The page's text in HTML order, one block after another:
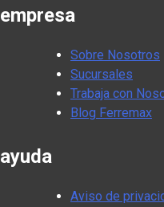
empresa
Sobre Nosotros
Sucursales
Trabaja con
Blog Ferremax
ayuda
Aviso de